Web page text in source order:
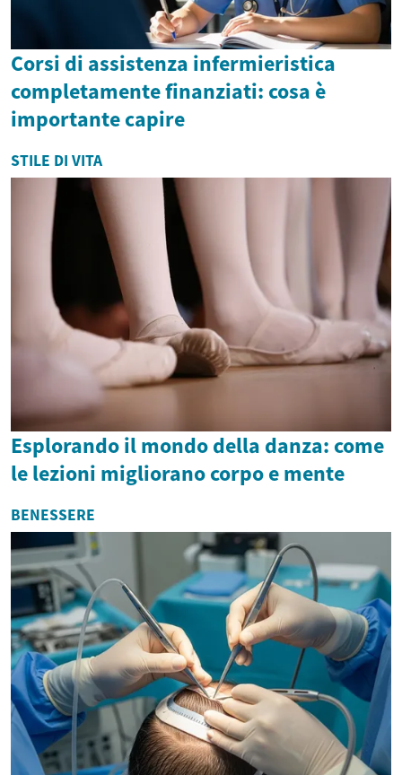
Corsi di assistenza infermieristica
completamente finanziati: cosa è
importante capire
STILE DI VITA
Esplorando il mondo della danza: come
le lezioni migliorano corpo e mente
BENESSERE